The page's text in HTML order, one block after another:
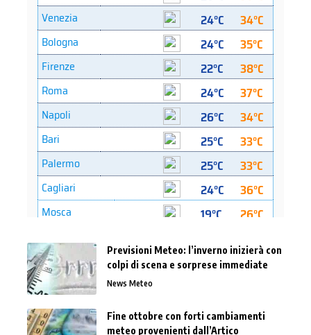
Previsioni Meteo: l’inverno inizierà con
colpi di scena e sorprese immediate
News Meteo
Fine ottobre con forti cambiamenti
meteo provenienti dall’Artico